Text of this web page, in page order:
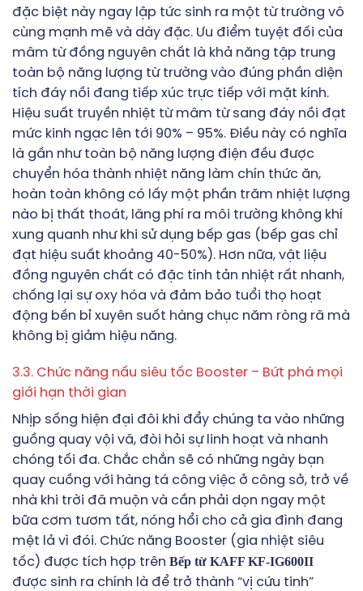
đặc biệt này ngay lập tức sinh ra một từ trường vô
cùng mạnh mẽ và dày đặc. Ưu điểm tuyệt đối của
mâm từ đồng nguyên chất là khả năng tập trung
toàn bộ năng lượng từ trường vào đúng phần diện
tích đáy nồi đang tiếp xúc trực tiếp với mặt kính.
Hiệu suất truyền nhiệt từ mâm từ sang đáy nồi đạt
mức kinh ngạc lên tới 90% – 95%. Điều này có nghĩa
là gần như toàn bộ năng lượng điện đều được
chuyển hóa thành nhiệt năng làm chín thức ăn,
hoàn toàn không có lấy một phần trăm nhiệt lượng
nào bị thất thoát, lãng phí ra môi trường không khí
xung quanh như khi sử dụng bếp gas (bếp gas chỉ
đạt hiệu suất khoảng 40-50%). Hơn nữa, vật liệu
đồng nguyên chất có đặc tính tản nhiệt rất nhanh,
chống lại sự oxy hóa và đảm bảo tuổi thọ hoạt
động bền bỉ xuyên suốt hàng chục năm ròng rã mà
không bị giảm hiệu năng.
3.3. Chức năng nấu siêu tốc Booster – Bứt phá mọi
giới hạn thời gian
Nhịp sống hiện đại đôi khi đẩy chúng ta vào những
guồng quay vội vã, đòi hỏi sự linh hoạt và nhanh
chóng tối đa. Chắc chắn sẽ có những ngày bạn
quay cuồng với hàng tá công việc ở công sở, trở về
nhà khi trời đã muộn và cần phải dọn ngay một
bữa cơm tươm tất, nóng hổi cho cả gia đình đang
mệt lả vì đói. Chức năng Booster (gia nhiệt siêu
tốc) được tích hợp trên Bếp từ KAFF KF-IG600II
được sinh ra chính là để trở thành “vị cứu tinh”